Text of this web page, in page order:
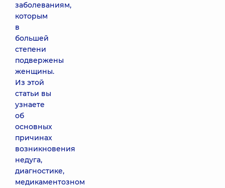
заболеваниям,
которым
в
большей
степени
подвержены
женщины.
Из этой
статьи вы
узнаете
об
основных
причинах
возникновения
недуга,
диагностике,
медикаментозном